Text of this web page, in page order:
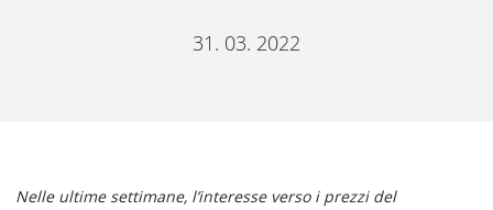
31. 03. 2022
Nelle ultime settimane, l’interesse verso i prezzi del